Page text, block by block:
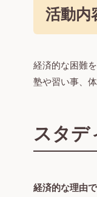
活動内
経済的な困難
塾や習い事、
スタデ
経済的な理由